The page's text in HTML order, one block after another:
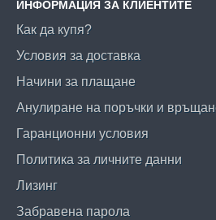
ИНФОРМАЦИЯ ЗА КЛИЕНТИТЕ
Как да купя?
Условия за доставка
Начини за плащане
Анулиране на поръчки и
Гаранционни условия
Политика за личните данни
Лизинг
Забравена парола